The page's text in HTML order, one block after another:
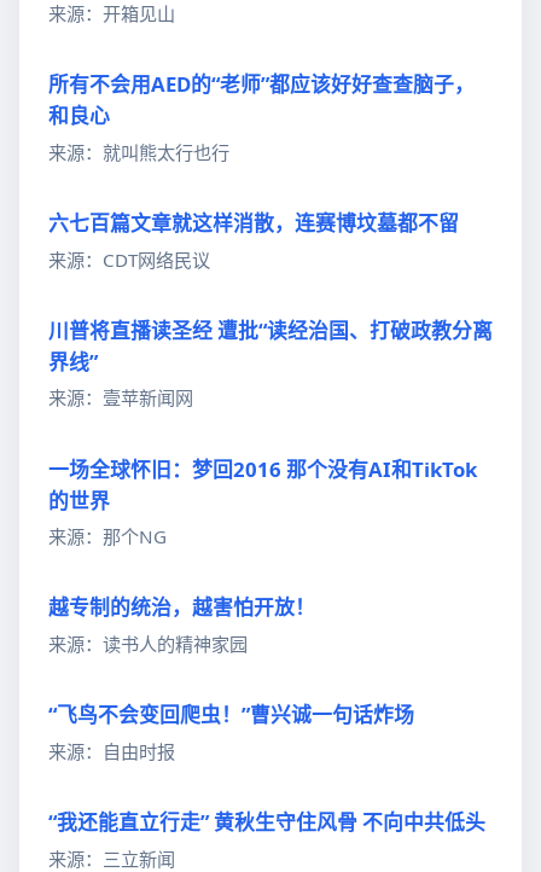
来源：开箱见山
所有不会用AED的“老师”都应该好好查查脑子，
和良心
来源：就叫熊太行也行
六七百篇文章就这样消散，连赛博坟墓都不留
来源：CDT网络民议
川普将直播读圣经 遭批“读经治国、打破政教分离
界线”
来源：壹苹新闻网
一场全球怀旧：梦回2016 那个没有AI和TikTok
的世界
来源：那个NG
越专制的统治，越害怕开放！
来源：读书人的精神家园
“飞鸟不会变回爬虫！”曹兴诚一句话炸场
来源：自由时报
“我还能直立行走” 黄秋生守住风骨 不向中共低头
来源：三立新闻